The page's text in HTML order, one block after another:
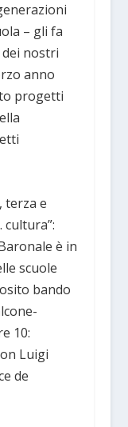
– gli fa
dei nostri
anno
progetti
terza e
è in
scuole
bando
10:
Luigi
de